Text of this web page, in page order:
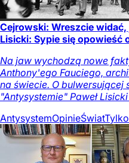
Cejrowski: Wreszcie widać,
Lisicki: Sypie się opowieść
Na jaw wychodzą nowe
Anthony'ego Fauciego,
na świecie. O
"Antysystemie" Paweł
AntysystemOpinieŚwiat